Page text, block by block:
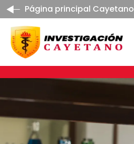
Página principal Cayetano